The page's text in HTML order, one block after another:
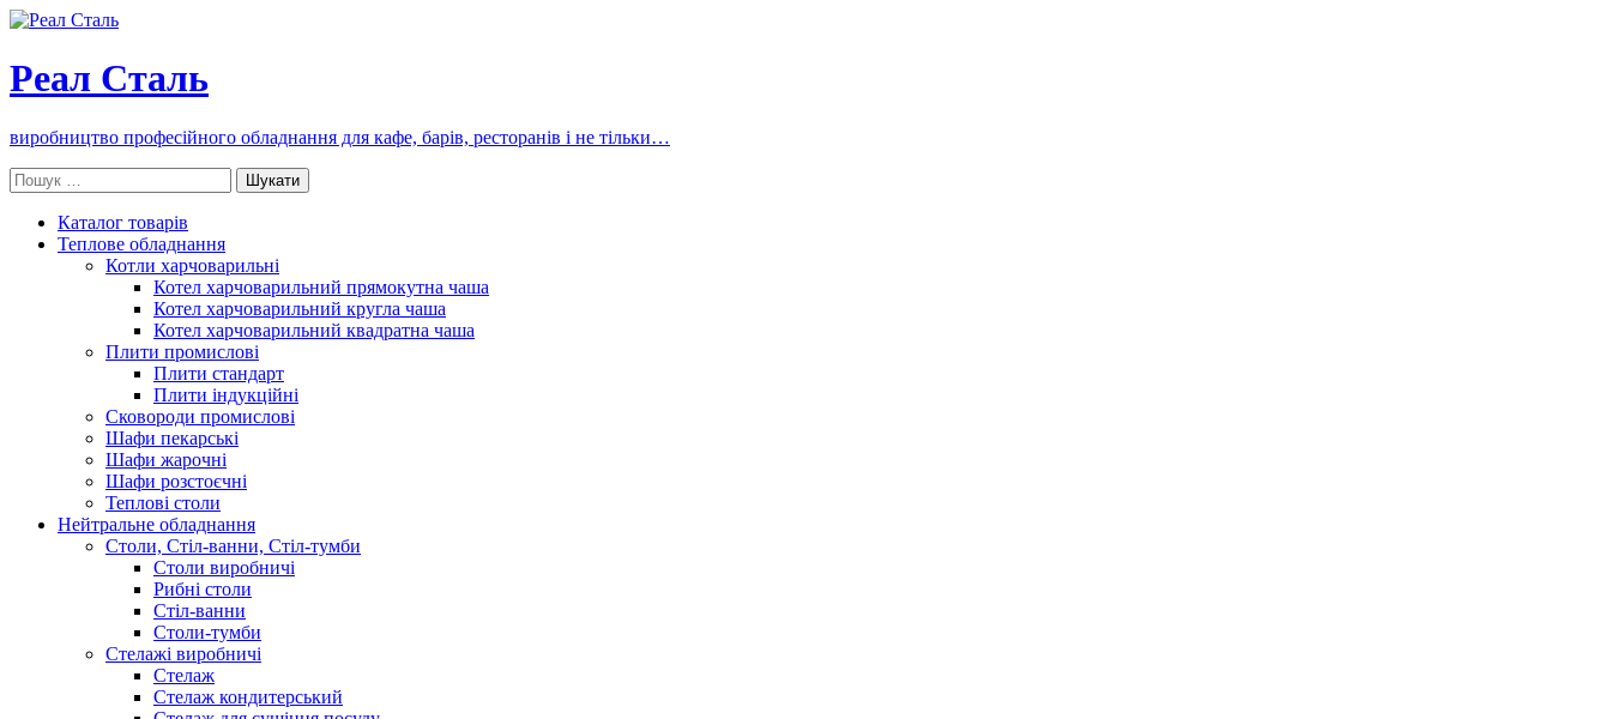
Реал Сталь
виробництво професійного обладнання для кафе, барів, ресторанів і не тільки…
Пошук:
Каталог товарів
Теплове обладнання
Котли харчоварильні
Котел харчоварильний прямокутна чаша
Котел харчоварильний кругла чаша
Котел харчоварильний квадратна чаша
Плити промислові
Плити стандарт
Плити індукційні
Сковороди промислові
Шафи пекарські
Шафи жарочні
Шафи розстоєчні
Теплові столи
Нейтральне обладнання
Столи, Стіл-ванни, Стіл-тумби
Столи виробничі
Рибні столи
Стіл-ванни
Столи-тумби
Стелажі виробничі
Стелаж
Стелаж кондитерський